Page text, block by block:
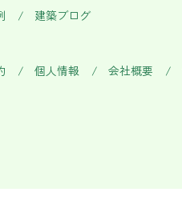
建築ブログ
個人情報 会社概要